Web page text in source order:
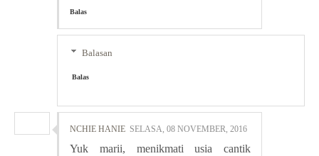
Balas
Balasan
Balas
NCHIE HANIE SELASA, 08 NOVEMBER, 2016
Yuk marii, menikmati usia cantik